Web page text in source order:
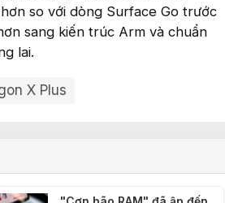
so với dòng Surface Go trước
sang kiến trúc Arm và chuẩn
lai.
X Plus